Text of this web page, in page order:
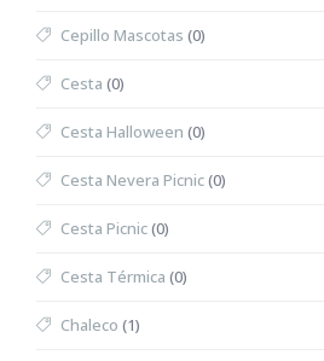
Cepillo Mascotas (0)
Cesta (0)
Cesta Halloween (0)
Cesta Nevera Picnic(0)
Cesta Picnic(0)
Cesta Térmica (0)
Chaleco (1)